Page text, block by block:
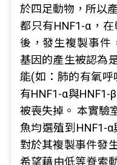
於四足動物，所以
都只有HNF1-α，
後，發生複製事件
基因的產生被認為
能(如：肺的有氧
有HNF1-α與
被喪失掉。 本實驗
魚均選殖到HNF1-α
對於其複製事件發
希望藉由低等脊索